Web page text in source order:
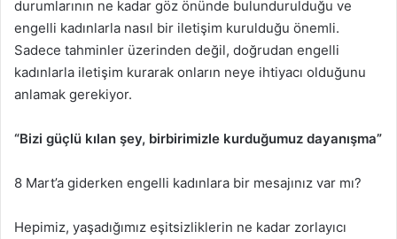
durumlarının ne kadar göz önünde bulundurulduğu ve
engelli kadınlarla nasıl bir iletişim kurulduğu önemli.
Sadece tahminler üzerinden değil, doğrudan engelli
kadınlarla iletişim kurarak onların neye ihtiyacı olduğunu
anlamak gerekiyor.
“Bizi güçlü kılan şey, birbirimizle kurduğumuz dayanışma”
8 Mart’a giderken engelli kadınlara bir mesajınız var mı?
Hepimiz, yaşadığımız eşitsizliklerin ne kadar zorlayıcı